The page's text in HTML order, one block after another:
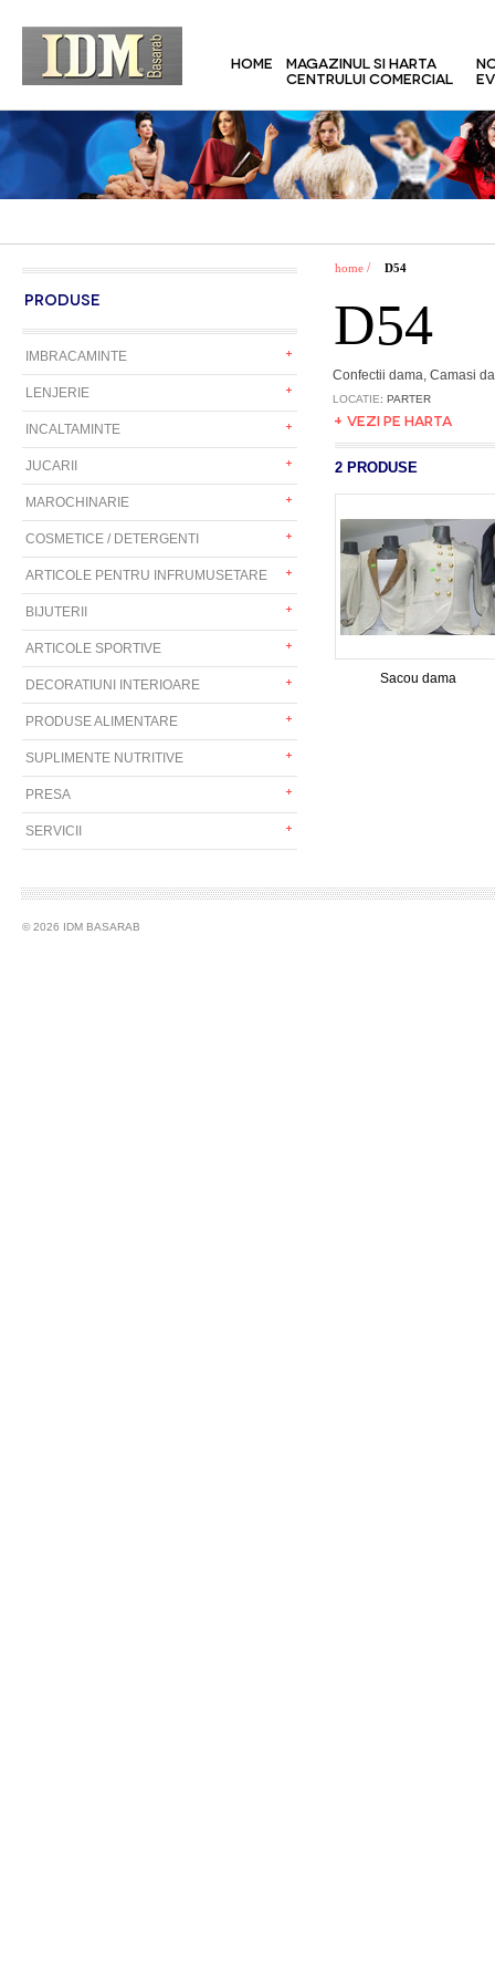
HOME
MAGAZINUL SI HARTA
CENTRULUI COMERCIAL
PRODUSE
IMBRACAMINTE
LENJERIE
INCALTAMINTE
JUCARII
MAROCHINARIE
COSMETICE / DETERGENTI
ARTICOLE PENTRU INFRUMUSETARE
BIJUTERII
ARTICOLE SPORTIVE
DECORATIUNI INTERIOARE
PRODUSE ALIMENTARE
SUPLIMENTE NUTRITIVE
PRESA
SERVICII
home / D54
D54
Confectii dama, Camasi
LOCATIE: PARTER
+ VEZI PE HARTA
2 PRODUSE
Sacou dama
© 2026 IDM BASARAB